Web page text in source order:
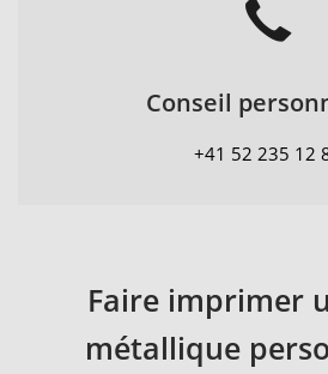
Conseil
+41 52 235 12
Faire imprimer
métallique